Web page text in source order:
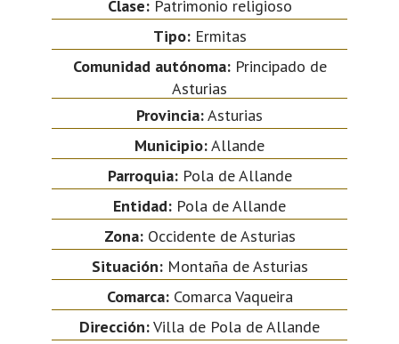
Clase:Patrimonio religioso
Tipo:Ermitas
Comunidad autónoma:Principado de
Asturias
Provincia:Asturias
Municipio:Allande
Parroquia:Pola de Allande
Entidad: Pola de Allande
Zona:Occidente de Asturias
Situación:Montaña de Asturias
Comarca:Comarca Vaqueira
Dirección:Villa de Pola de Allande